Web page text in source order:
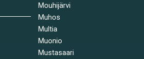
Mouhijärvi
Muhos
Multia
Muonio
Mustasaari